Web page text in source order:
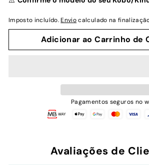
Imposto incluído.Enviocalculado na
Adicionar ao Carrinho de
Pagamentos seguros no
Avaliações de